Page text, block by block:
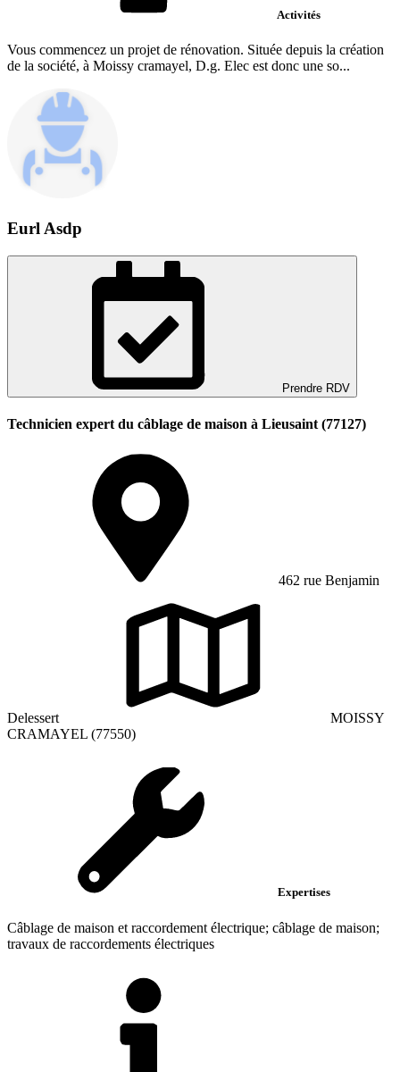
Activités
Vous commencez un projet de rénovation. Située depuis la création
de la société, à Moissy cramayel, D.g. Elec est donc une so...
Eurl Asdp
Prendre RDV
Technicien expert du câblage de maison à Lieusaint (77127)
462 rue Benjamin
Delessert
MOISSY
CRAMAYEL (77550)
Expertises
Câblage de maison et raccordement électrique; câblage de maison;
travaux de raccordements électriques